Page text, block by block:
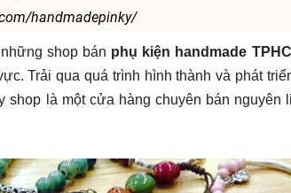
handmadepinky/
shop bán phụ kiện handmade
Trải qua quá trình hình thành và phát
shop là một cửa hàng chuyên bán nguyên